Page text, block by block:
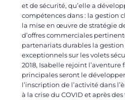
et de sécurité, qu’elle a
compétences dans : la gestion
la mise en œuvre de stratégie
d’offres commerciales
partenariats durables la
exceptionnels sur les volets
2018, Isabelle rejoint l’aventure
principales seront le
l’inscription de l’activité dans
à la crise du COVID et après